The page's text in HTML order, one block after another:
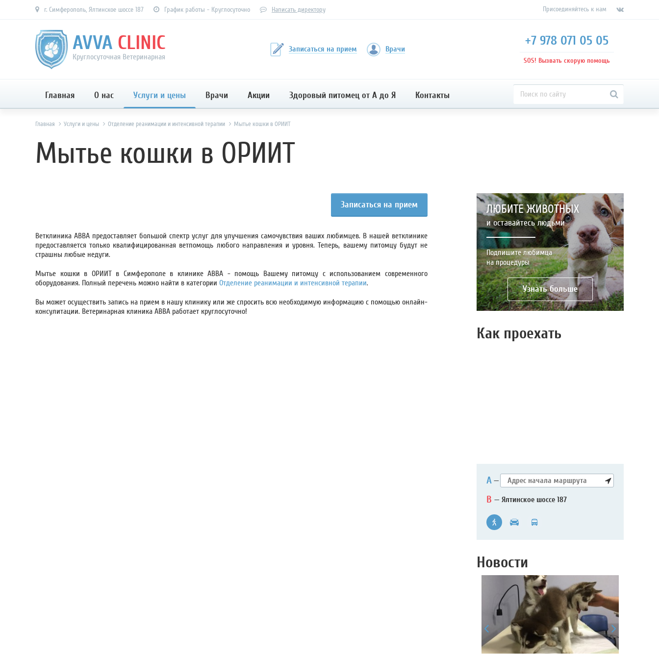
г. Симферополь, Ялтинское шоссе 187 График работы - Круглосуточно Написать директору Присоединяйтесь к нам
AVVA CLINIC
Круглосуточная Ветеринарная
Записаться на прием Врачи
+7 978 071 05 05
SOS! Вызвать скорую помощь
Главная О нас Услуги и цены Врачи Акции Здоровый питомец от А до Я Контакты
Главная Услуги и цены Отделение реанимации и интенсивной терапии Мытье кошки в ОРИИТ
Мытье кошки в ОРИИТ
Записаться на прием
Ветклиника АВВА предоставляет большой спектр услуг для улучшения самочувствия ваших любимцев. В нашей ветклинике
предоставляется только квалифицированная ветпомощь любого направления и уровня. Теперь, вашему питомцу будут не
страшны любые недуги.
Мытье кошки в ОРИИТ в Симферополе в клинике АВВА - помощь Вашему питомцу с использованием современного
оборудования. Полный перечень можно найти в категории Отделение реанимации и интенсивной терапии.
Вы может осуществить запись на прием в нашу клинику или же спросить всю необходимую информацию с помощью онлайн-
консулитации. Ветеринарная клиника АВВА работает круглосуточно!
ЛЮБИТЕ ЖИВОТНЫХ
и оставайтесь людьми
Подпишите любимца
на процедуры
Узнать больше
Как проехать
А —
B — Ялтинское шоссе 187
Новости